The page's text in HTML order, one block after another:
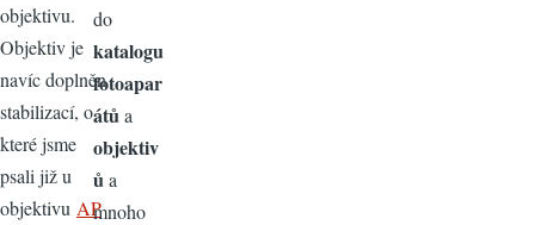
objektivu.
Objektiv je
navíc doplněn
stabilizací, o
které jsme
psali již u
objektivu AP
do
katalogu
fotoapar
átů a
objektiv
ů a
mnoho